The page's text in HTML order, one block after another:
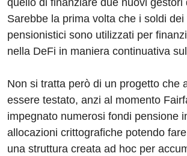
quello di finanziare due nuovi gestori
Sarebbe la prima volta che i soldi dei
pensionistici sono utilizzati per
nella DeFi in maniera continuativa
Non si tratta però di un progetto che
essere testato, anzi al momento
impegnato numerosi fondi pensione
allocazioni crittografiche potendo
una struttura creata ad hoc per